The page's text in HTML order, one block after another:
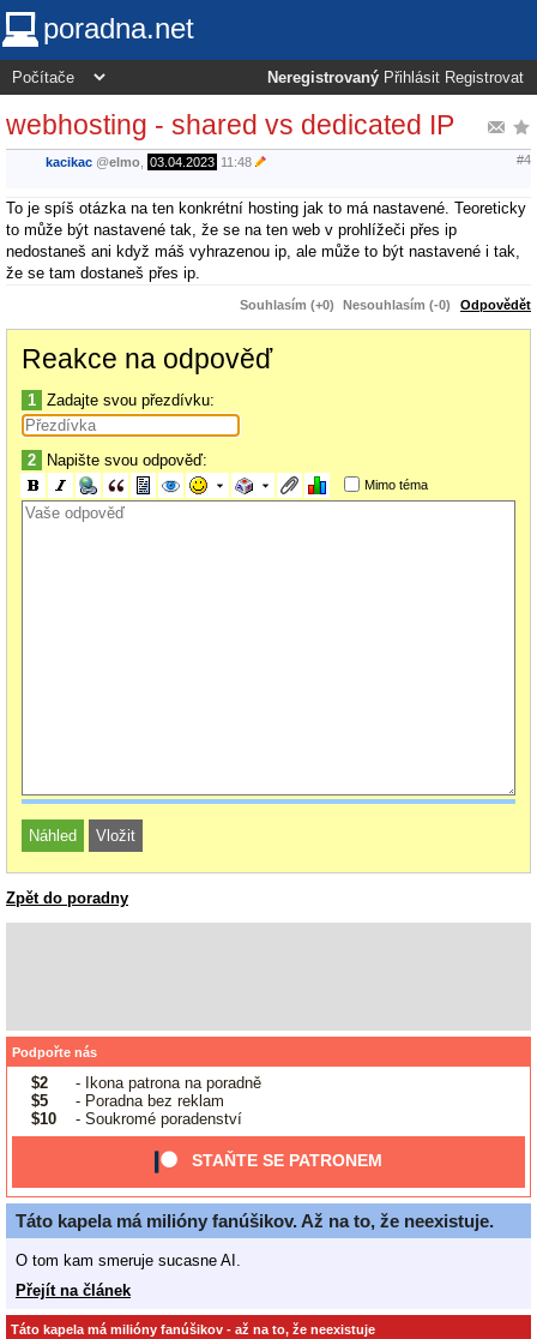
poradna.net
Neregistrovaný Přihlásit Registrovat
webhosting - shared vs dedicated IP
kacikac @elmo 03.04.2023 11:48 #4
To je spíš otázka na ten konkrétní hosting jak to má nastavené. Teoreticky
to může být nastavené tak, že se na ten web v prohlížeči přes ip
nedostaneš ani když máš vyhrazenou ip, ale může to být nastavené i tak,
že se tam dostaneš přes ip.
Souhlasím (+0) Nesouhlasím (-0) Odpovědět
Reakce na odpověď
1 Zadajte svou přezdívku:
2 Napište svou odpověď:
Mimo téma
Zpět do poradny
Podpořte nás
$2
- Ikona patrona na poradně
$5
- Poradna bez reklam
$10
- Soukromé poradenství
STAŇTE SE PATRONEM
Táto kapela má milióny fanúšikov. Až na to, že neexistuje.
O tom kam smeruje sucasne AI.
Přejít na článek
Táto kapela má milióny fanúšikov - až na to, že neexistuje